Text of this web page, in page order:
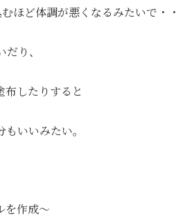
ほど体調が悪くなるみたいで・・
り、
布したりすると
いいみたい。
を作成〜